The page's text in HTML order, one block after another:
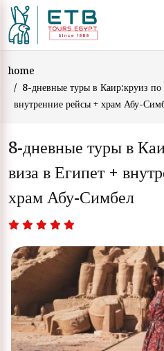
home
8-дневные туры в Каир:круиз
внутренние рейсы + храм Абу-
8-дневные туры в
виза в Египет +
храм Абу-Симбел